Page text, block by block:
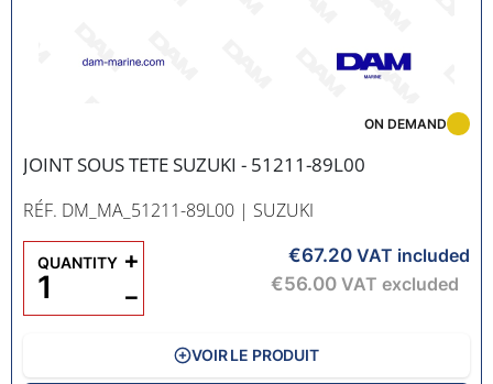
JOINT SOUS TETE SUZUKI - 51211-89L00
RÉF. DM_MA_51211-89L00 | SUZUKI
ON DEMAND
€67.20 VAT included
€56.00 VAT excluded
QUANTITY
−
+
VOIR LE PRODUIT